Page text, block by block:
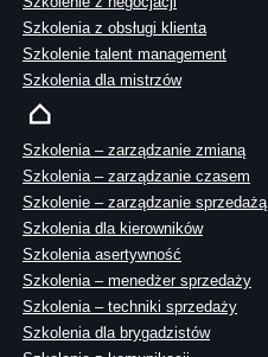
Szkolenia z obsługi klienta
Szkolenie talent management
Szkolenia dla mistrzów
Szkolenia – zarządzanie zmianą
Szkolenia – zarządzanie czasem
Szkolenie – zarządzanie sprzedażą
Szkolenia dla kierowników
Szkolenia asertywność
Szkolenia – menedżer sprzedaży
Szkolenia – techniki sprzedaży
Szkolenia dla brygadzistów